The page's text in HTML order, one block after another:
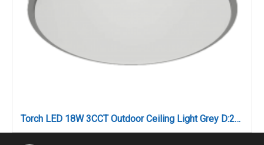
Torch LED 18W 3CCT Outdoor Ceiling Light Grey D:28cmx5,3cm (80300330)